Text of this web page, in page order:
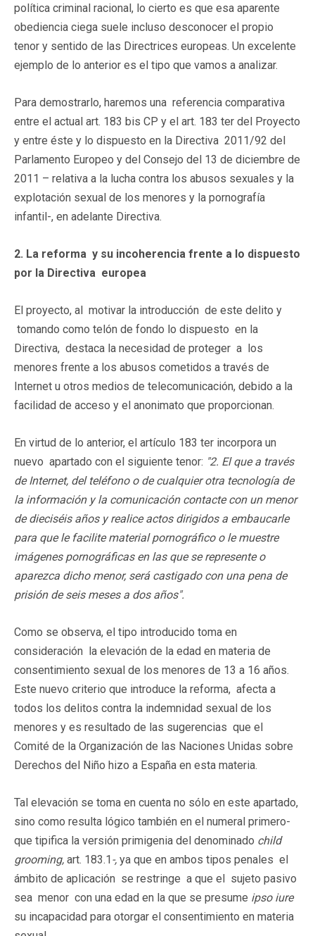
política criminal racional, lo cierto es que esa aparente
obediencia ciega suele incluso desconocer el propio
tenor y sentido de las Directrices europeas. Un excelente
ejemplo de lo anterior es el tipo que vamos a analizar.
Para demostrarlo, haremos una referencia comparativa
entre el actual art. 183 bis CP y el art. 183 ter del Proyecto
y entre éste y lo dispuesto en la Directiva 2011/92 del
Parlamento Europeo y del Consejo del 13 de diciembre de
2011 – relativa a la lucha contra los abusos sexuales y la
explotación sexual de los menores y la pornografía
infantil-, en adelante Directiva.
2. La reforma y su incoherencia frente a lo dispuesto
por la Directiva europea
El proyecto, al motivar la introducción de este delito y
tomando como telón de fondo lo dispuesto en la
Directiva, destaca la necesidad de proteger a los
menores frente a los abusos cometidos a través de
Internet u otros medios de telecomunicación, debido a la
facilidad de acceso y el anonimato que proporcionan.
En virtud de lo anterior, el artículo 183 ter incorpora un
nuevo apartado con el siguiente tenor: "2. El que a través
de Internet, del teléfono o de cualquier otra tecnología de
la información y la comunicación contacte con un menor
de dieciséis años y realice actos dirigidos a embaucarle
para que le facilite material pornográfico o le muestre
imágenes pornográficas en las que se represente o
aparezca dicho menor, será castigado con una pena de
prisión de seis meses a dos años".
Como se observa, el tipo introducido toma en
consideración la elevación de la edad en materia de
consentimiento sexual de los menores de 13 a 16 años.
Este nuevo criterio que introduce la reforma, afecta a
todos los delitos contra la indemnidad sexual de los
menores y es resultado de las sugerencias que el
Comité de la Organización de las Naciones Unidas sobre
Derechos del Niño hizo a España en esta materia.
Tal elevación se toma en cuenta no sólo en este apartado,
sino como resulta lógico también en el numeral primero-
que tipifica la versión primigenia del denominado child
grooming, art. 183.1-, ya que en ambos tipos penales el
ámbito de aplicación se restringe a que el sujeto pasivo
sea menor con una edad en la que se presume ipso iure
su incapacidad para otorgar el consentimiento en materia